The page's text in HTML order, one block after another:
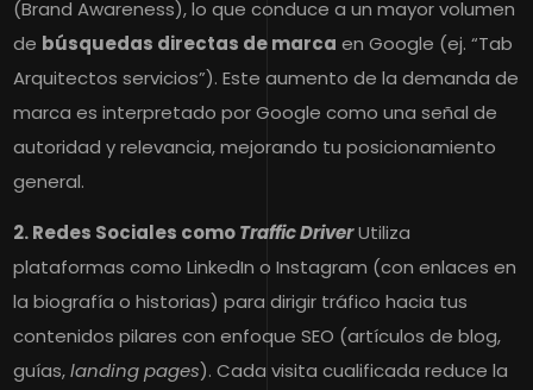
(Brand Awareness), lo que conduce a un mayor volumen
de búsquedas directas de marca en Google (ej. “Tab
Arquitectos servicios”). Este aumento de la demanda de
marca es interpretado por Google como una señal de
autoridad y relevancia, mejorando tu posicionamiento
general.
2. Redes Sociales comoTraffic DriverUtiliza
plataformas como LinkedIn o Instagram (con enlaces en
la biografía o historias) para dirigir tráfico hacia tus
contenidos pilares con enfoque SEO (artículos de blog,
guías,landing pages). Cada visita cualificada reduce la